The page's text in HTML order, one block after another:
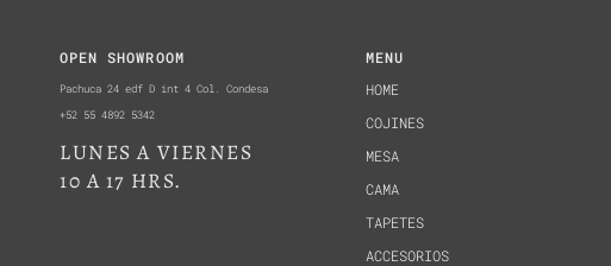
OPEN SHOWROOM
Pachuca 24 edf D int 4 Col. Condesa
+52 55 4892 5342
LUNES A VIERNES
10 A 17 HRS.
MENU
HOME
COJINES
MESA
CAMA
TAPETES
ACCESORIOS